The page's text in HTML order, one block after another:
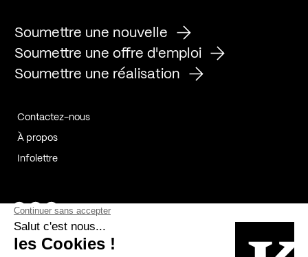
Soumettre une nouvelle
Soumettre une offre d'emploi
Soumettre une réalisation
Contactez-nous
À propos
Infolettre
Page Facebook de Kollectif
Page Instagram de Kollectif
Page Linkedin de Kollectif